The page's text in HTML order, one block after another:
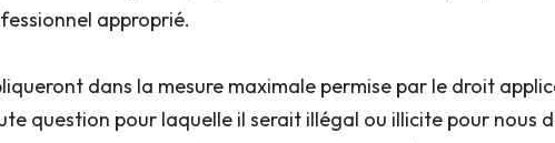
approprié.
dans la mesure maximale permise par le droit
question pour laquelle il serait illégal ou illicite pour nous